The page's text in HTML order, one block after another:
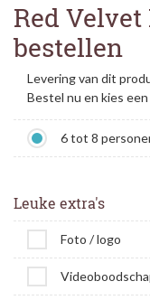
Red
bestellen
Levering van dit
Bestel nu en kies
6 tot 8
Leuke extra's
Foto / logo